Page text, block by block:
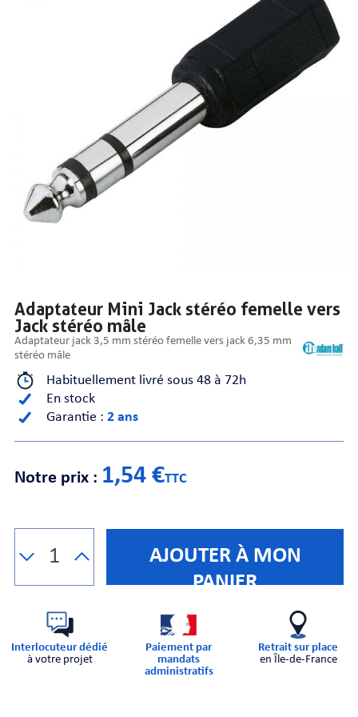
AUDIO
Adaptateur Mini Jack stéréo femelle vers
Jack stéréo mâle
adaptateur jack 3,5 mm stéréo femelle vers jack 6,35 mm
stéréo mâle
Habituellement livré sous 48 à 72h
En stock
Garantie : 2 ans
Notre prix : 1,54 €TTC
AJOUTER À MON
PANIER
Interlocuteur dédié
à votre projet
Paiement par
mandats
administratifs
Retrait sur place
en Île-de-France